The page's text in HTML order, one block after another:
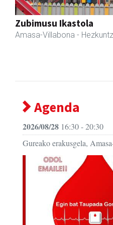
Amane
Amasa-
Previous
Agenda
2026/08/28 16:30 - 20:30
Gureako erakusgela,